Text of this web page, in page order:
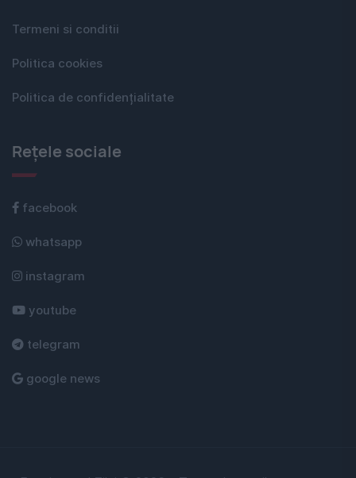
Termeni si conditii
Politica cookies
Politica de confidențialitate
Rețele sociale
facebook
whatsapp
instagram
youtube
telegram
google news